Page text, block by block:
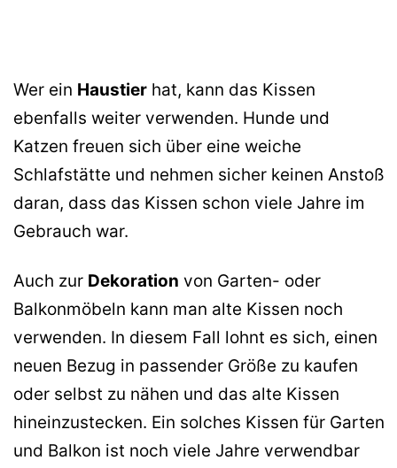
Wer ein Haustier hat, kann das Kissen
ebenfalls weiter verwenden. Hunde und
Katzen freuen sich über eine weiche
Schlafstätte und nehmen sicher keinen Anstoß
daran, dass das Kissen schon viele Jahre im
Gebrauch war.
Auch zur Dekoration von Garten- oder
Balkonmöbeln kann man alte Kissen noch
verwenden. In diesem Fall lohnt es sich, einen
neuen Bezug in passender Größe zu kaufen
oder selbst zu nähen und das alte Kissen
hineinzustecken. Ein solches Kissen für Garten
und Balkon ist noch viele Jahre verwendbar